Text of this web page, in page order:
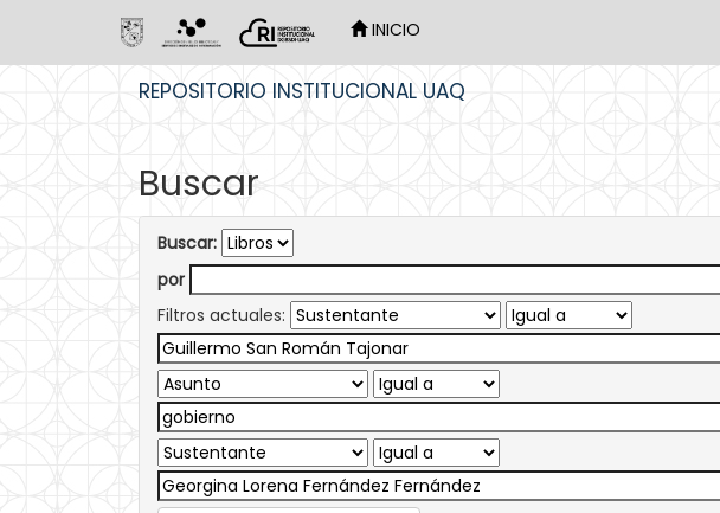
INICIO
REPOSITORIO INSTITUCIONAL UAQ
Buscar
Buscar:
por
Filtros actuales: